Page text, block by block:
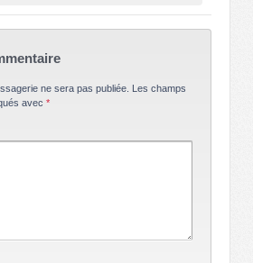
ne sera pas publiée.
Les champs
avec *